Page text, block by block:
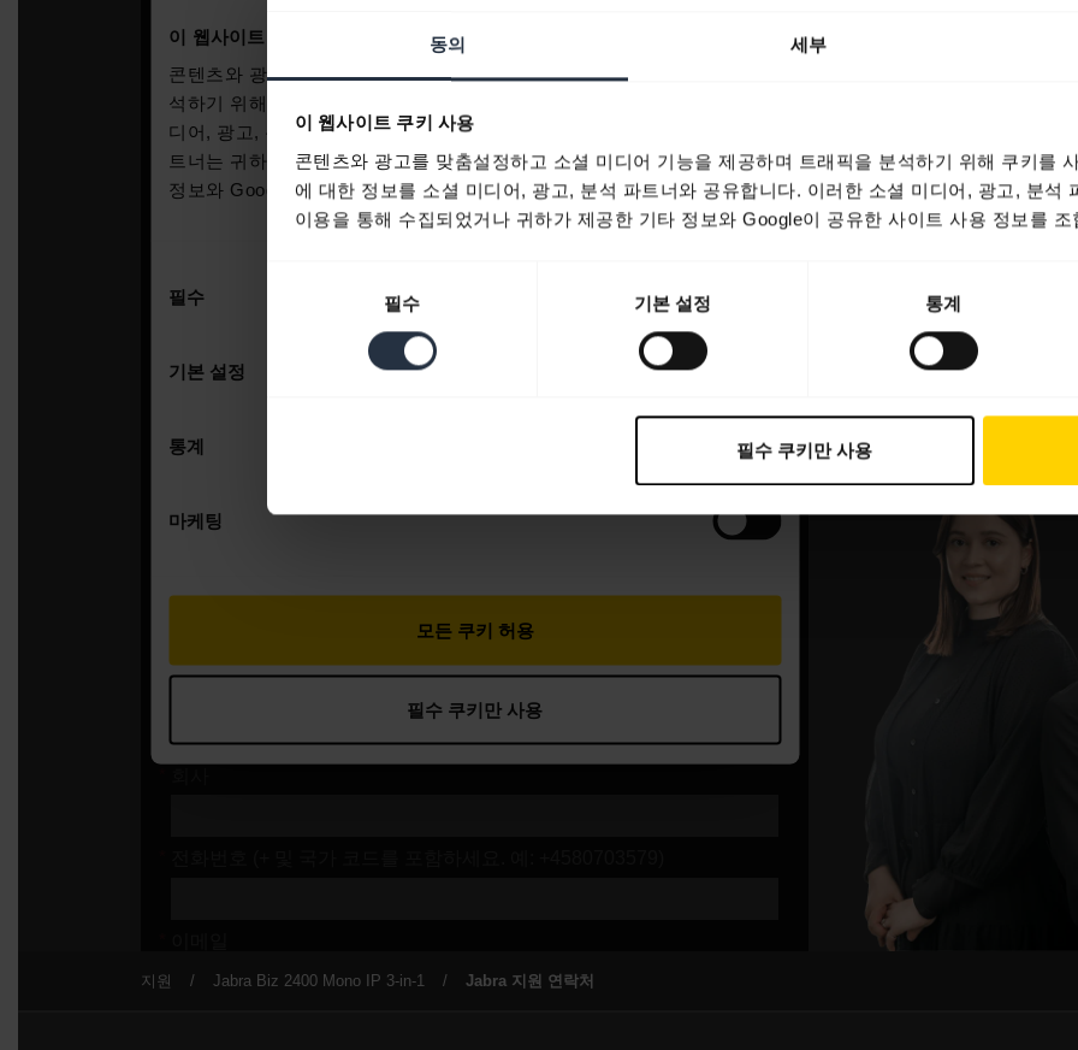
동의 세부
이 웹사이트 쿠키 사용
콘텐츠와 광고를 맞춤설정하고 소셜 미디어 기능을 제공하며 트래픽을 분석하기 위해 쿠키를
에 대한 정보를 소셜 미디어, 광고, 분석 파트너와 공유합니다. 이러한 소셜 미디어, 광고, 분석
이용을 통해 수집되었거나 귀하가 제공한 기타 정보와 Google이 공유한 사이트 사용 정보를
필수 기본 설정 통계
필수 쿠키만 사용
지원 Jabra Biz 2400 Mono IP 3-in-1 Jabra 지원 연락처